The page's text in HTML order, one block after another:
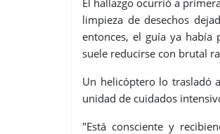
limpieza de desechos
entonces, el guía ya había
suele reducirse con brutal
Un helicóptero lo trasladó
unidad de cuidados
"Está consciente y